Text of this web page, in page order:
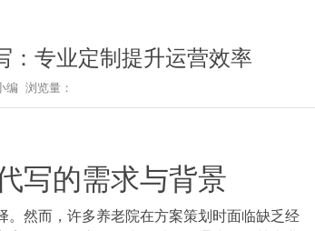
：专业定制提升运营效率
编 浏览量：
写的需求与背景
。然而，许多养老院在方案策划时面临缺乏经